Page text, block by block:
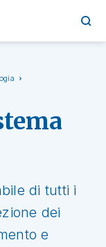
di tutti i
dei
e